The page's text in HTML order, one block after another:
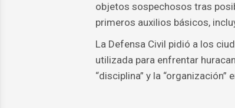
objetos sospechosos tras
primeros auxilios básicos,
La Defensa Civil pidió a los
utilizada para enfrentar
“disciplina” y la